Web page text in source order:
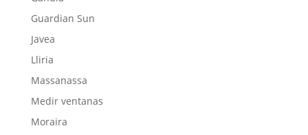
Guardian Sun
Javea
Lliria
Massanassa
Medir ventanas
Moraira